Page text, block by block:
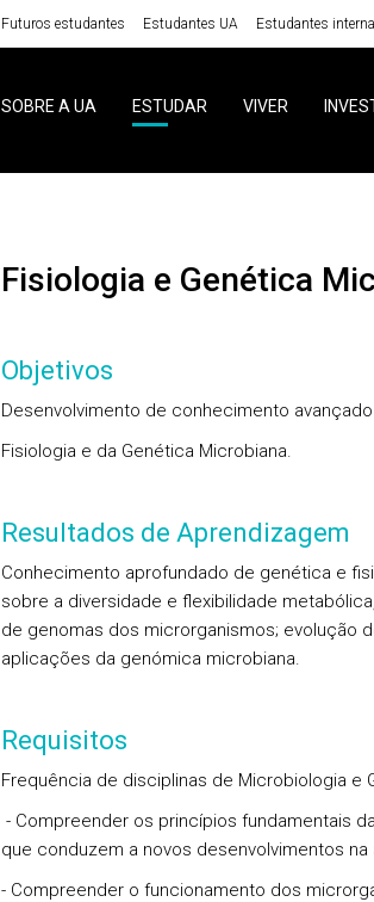
Futuros estudantes Estudantes UA Estudantes
SOBRE A UA ESTUDAR VIVER
Fisiologia e Genética
Objetivos
Desenvolvimento de conhecimento
Fisiologia e da Genética Microbiana.
Resultados de Aprendizagem
Conhecimento aprofundado de genética e
sobre a diversidade e flexibilidade
de genomas dos microrganismos; evolução
aplicações da genómica microbiana.
Requisitos
Frequência de disciplinas de Microbiologia e
- Compreender os princípios fundamentais
que conduzem a novos desenvolvimentos
- Compreender o funcionamento dos